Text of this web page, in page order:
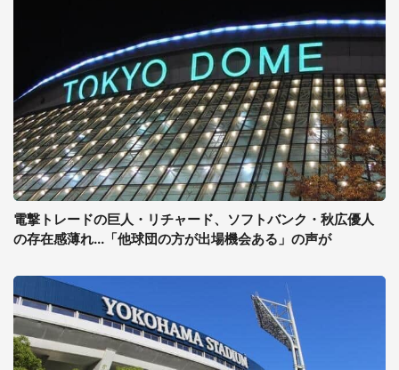
電撃トレードの巨人・リチャード、ソフトバンク・秋広優人
の存在感薄れ...「他球団の方が出場機会ある」の声が